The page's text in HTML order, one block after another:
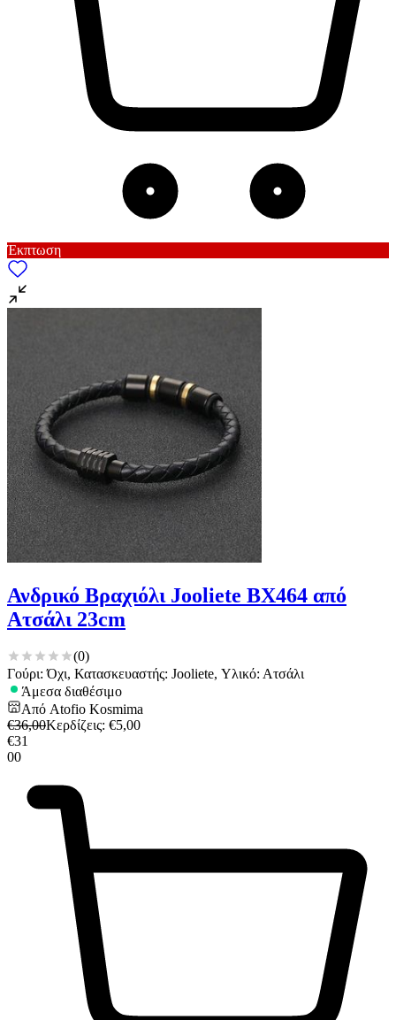
Έκπτωση
Ανδρικό Βραχιόλι Jooliete BX464 από
Ατσάλι 23cm
(0)
Γούρι: Όχι, Κατασκευαστής: Jooliete, Υλικό: Ατσάλι
Άμεσα διαθέσιμο
Από Atofio Kosmima
€36,00Κερδίζεις: €5,00
€31
00